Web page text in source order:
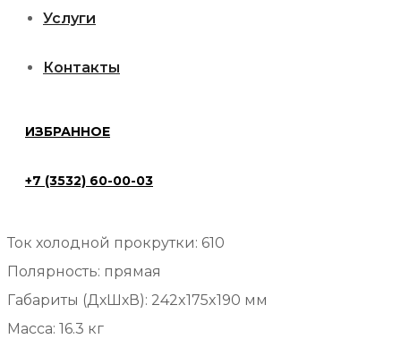
Услуги
Контакты
ИЗБРАННОЕ
+7 (3532) 60-00-03
Аккумулятор
power
6ст-62
п.п
Добавить в избранное
Описание
Емкость: 62 Ah
Ток холодной прокрутки: 610
Полярность: прямая
Габариты (ДхШхВ): 242x175x190 мм
Масса: 16.3 кг